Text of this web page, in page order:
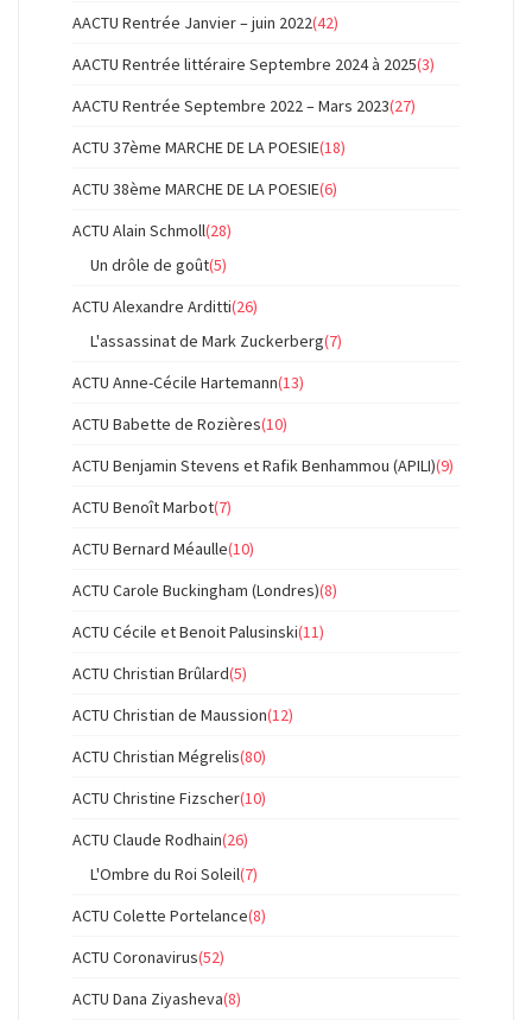
AACTU Rentrée Janvier – juin 2022(42)
AACTU Rentrée littéraire Septembre 2024 à 2025(3)
AACTU Rentrée Septembre 2022 – Mars 2023(27)
ACTU 37ème MARCHE DE LA POESIE(18)
ACTU 38ème MARCHE DE LA POESIE(6)
ACTU Alain Schmoll(28)
Un drôle de goût(5)
ACTU Alexandre Arditti(26)
L'assassinat de Mark Zuckerberg(7)
ACTU Anne-Cécile Hartemann(13)
ACTU Babette de Rozières(10)
ACTU Benjamin Stevens et Rafik Benhammou (APILI)(9)
ACTU Benoît Marbot(7)
ACTU Bernard Méaulle(10)
ACTU Carole Buckingham (Londres)(8)
ACTU Cécile et Benoit Palusinski(11)
ACTU Christian Brûlard(5)
ACTU Christian de Maussion(12)
ACTU Christian Mégrelis(80)
ACTU Christine Fizscher(10)
ACTU Claude Rodhain(26)
L'Ombre du Roi Soleil(7)
ACTU Colette Portelance(8)
ACTU Coronavirus(52)
ACTU Dana Ziyasheva(8)